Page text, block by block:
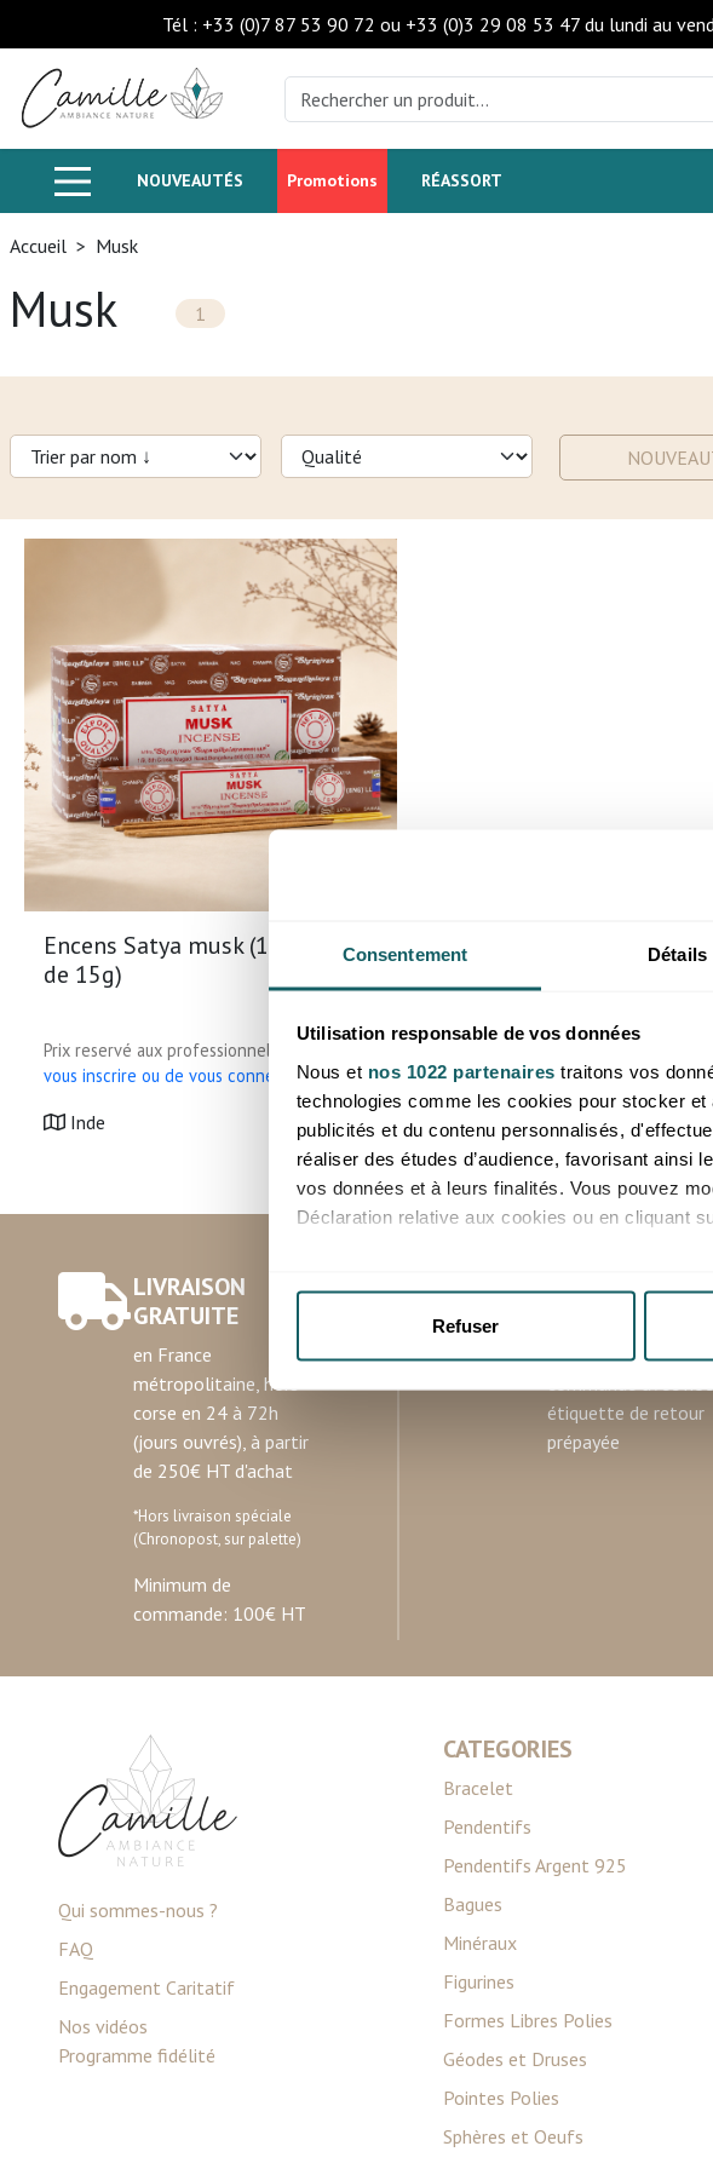
Consentement Détails
Utilisation responsable de vos données
Nous et nos 1022 partenaires traitons vos
technologies comme les cookies pour stocker
publicités et du contenu personnalisés,
réaliser des études d’audience, favorisant ainsi
vos données et à leurs finalités. Vous pouvez
Déclaration relative aux cookies ou en cliquant
Identifier votre appareil en l'analysant
digitales).
. Vous pouvez modifier ou retirer votre
partenaires de médias sociaux, de publicité et
Refuser
Tél : +33 (0)7 87 53 90 72 ou +33 (0)3 29 08 53 47 du lundi au
NOUVEAUTÉS Promotions RÉASSORT
Accueil > Musk
Musk 1
Encens Satya musk (12 boites
de 15g)
Prix reservé aux professionnels, merci de
vous inscrire ou de vous connecter
Inde
LIVRAISON
GRATUITE
en France
métropolitaine, hors
corse en 24 à 72h
(jours ouvrés), à partir
de 250€ HT d'achat
*Hors livraison spéciale
(Chronopost, sur palette)
Minimum de
commande: 100€ HT
RETOURS
sur votre première
commande avec
étiquette de retour
prépayée
Qui sommes-nous ?
FAQ
Engagement Caritatif
Nos vidéos
Programme fidélité
CATEGORIES
Bracelet
Pendentifs
Pendentifs Argent 925
Bagues
Minéraux
Figurines
Formes Libres Polies
Géodes et Druses
Pointes Polies
Sphères et Oeufs